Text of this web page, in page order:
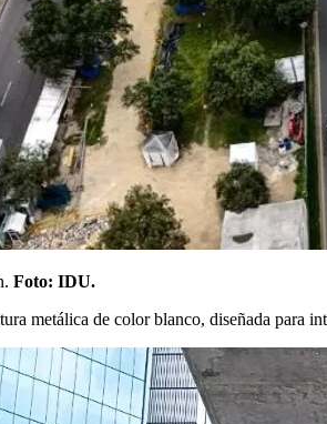
Foto: IDU.
metálica de color blanco, diseñada para